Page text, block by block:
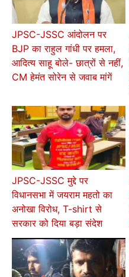
JPSC-JSSC आंदोलन पर
BJP का राहुल गांधी पर हमला,
आदित्य साहू बोले- छात्रों से नहीं,
CM हेमंत सोरेन से जवाब मांगें
JPSC-JSSC मुद्दे पर
विधानसभा में जयराम महतो का
अनोखा विरोध, T-shirt से
सरकार को दिया बड़ा संदेश